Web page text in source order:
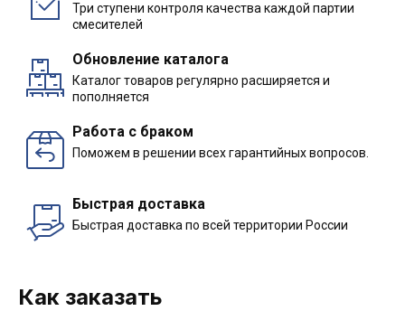
Три ступени контроля качества каждой партии
смесителей
Обновление каталога
Каталог товаров регулярно расширяется и
пополняется
Работа с браком
Поможем в решении всех гарантийных вопросов.
Быстрая доставка
Быстрая доставка по всей территории России
Как заказать